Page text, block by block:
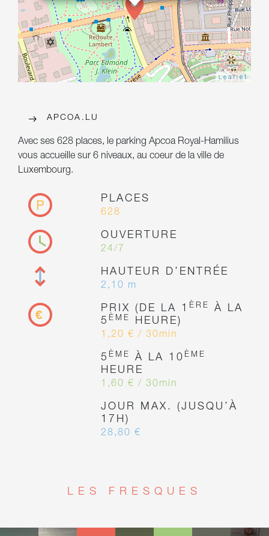
Leaflet
APCOA.LU
Avec ses 628 places, le parking Apcoa Royal-Hamilius
vous accueille sur 6 niveaux, au coeur de la ville de
Luxembourg.
PLACES
628
OUVERTURE
24/7
HAUTEUR D’ENTRÉE
2,10 m
PRIX (DE LA 1 ÈRE
À LA
5 ÈME HEURE)
1,20 € / 30min
5 ÈME À LA 10 ÈME
HEURE
1,60 € / 30min
JOUR MAX. (JUSQU’À
17H)
28,80 €
LES FRESQUES